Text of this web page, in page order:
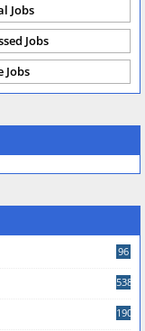
Jobs
Jobs
Jobs
96
538
190